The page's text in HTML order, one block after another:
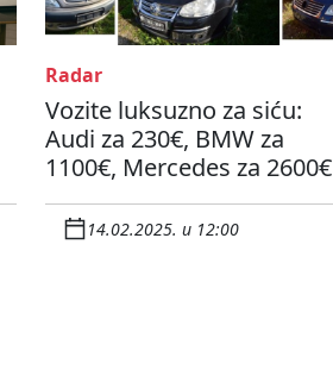
Radar
Vozite luksuzno za siću:
Audi za 230€, BMW za
1100€, Mercedes za 2600€
14.02.2025. u 12:00